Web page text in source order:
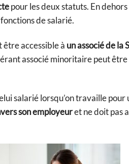
pour les deux statuts. En
de salarié.
être accessible à un associé de la
associé minoritaire peut
salarié lorsqu’on travaille
son employeuret ne doit pas